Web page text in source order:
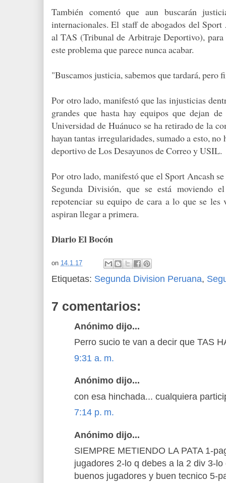
También comentó que aun buscarán
internacionales. El staff de abogados del
al TAS (Tribunal de Arbitraje Deportivo),
este problema que parece nunca acabar.
"Buscamos justicia, sabemos que tardará, pero
Por otro lado, manifestó que las injusticias
grandes que hasta hay equipos que dejan
Universidad de Huánuco se ha retirado de la
hayan tantas irregularidades, sumado a esto,
deportivo de Los Desayunos de Correo y USIL.
Por otro lado, manifestó que el Sport Ancash
Segunda División, que se está moviendo
repotenciar su equipo de cara a lo que se les
aspiran llegar a primera.
Diario El Bocón
on 14.1.17
Etiquetas: Segunda Division Peruana,
7 comentarios:
Anónimo dijo...
Perro sucio te van a decir que TAS
9:31 a. m.
Anónimo dijo...
con esa hinchada... cualquiera
7:14 p. m.
Anónimo dijo...
SIEMPRE METIENDO LA PATA 1-
jugadores 2-lo q debes a la 2 div 3-
buenos jugadores y buen tecnico 5-